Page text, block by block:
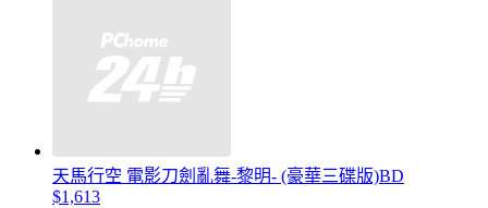
天馬行空 電影刀劍亂舞-黎明- (豪華三碟版)BD
$1,613